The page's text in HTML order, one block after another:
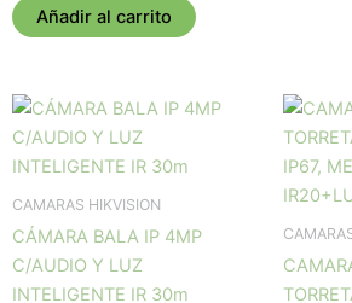
Añadir al carrito
CAMARAS HIKVISION
CÁMARA BALA IP 4MP
C/AUDIO Y LUZ
INTELIGENTE IR 30m